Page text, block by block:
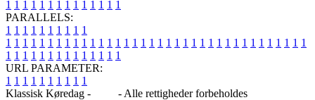
1 1 1 1 1 1 1 1 1 1 1 1 1 1
PARALLELS:
1 1 1 1 1 1 1 1 1 1
1 1 1 1 1 1 1 1 1 1 1 1 1 1 1 1 1 1 1 1 1 1 1 1 1 1 1 1 1 1 1 1 1 1 1 1
1 1 1 1 1 1 1 1 1 1 1 1 1 1
URL PARAMETER:
1 1 1 1 1 1 1 1 1 1
Klassisk Køredag -
- Alle rettigheder forbeholdes